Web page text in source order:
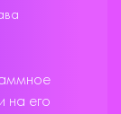
на его